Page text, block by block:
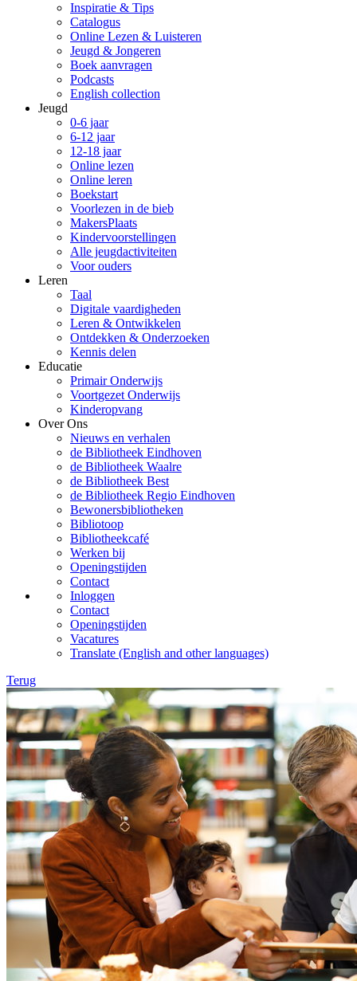
Inspiratie & Tips
Catalogus
Online Lezen & Luisteren
Jeugd & Jongeren
Boek aanvragen
Podcasts
English collection
Jeugd
0-6 jaar
6-12 jaar
12-18 jaar
Online lezen
Online leren
Boekstart
Voorlezen in de bieb
MakersPlaats
Kindervoorstellingen
Alle jeugdactiviteiten
Voor ouders
Leren
Taal
Digitale vaardigheden
Leren & Ontwikkelen
Ontdekken & Onderzoeken
Kennis delen
Educatie
Primair Onderwijs
Voortgezet Onderwijs
Kinderopvang
Over Ons
Nieuws en verhalen
de Bibliotheek Eindhoven
de Bibliotheek Waalre
de Bibliotheek Best
de Bibliotheek Regio Eindhoven
Bewonersbibliotheken
Bibliotoop
Bibliotheekcafé
Werken bij
Openingstijden
Contact
Inloggen
Contact
Openingstijden
Vacatures
Translate (English and other languages)
Terug